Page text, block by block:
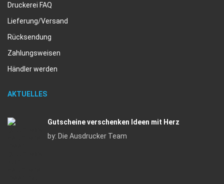
Druckerei FAQ
Lieferung/Versand
Rücksendung
Zahlungsweisen
Händler werden
AKTUELLES
Gutscheine verschenken Ideen mit Herz
by: Die Ausdrucker Team